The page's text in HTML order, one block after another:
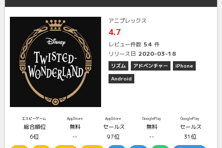
アニプレックス
4.7
レビュー件数 54 件
リリース日 2020-03-18
リズム アドベンチャー
iPhone
Android
エスピーゲーム
総合順位
6位
AppStore
無料
--
AppStore
セールス
97位
GooglePlay
無料
--
GooglePlay
セールス
31位